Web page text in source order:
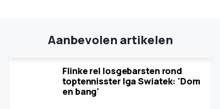
Aanbevolen artikelen
Flinke rel losgebarsten rond
toptennisster Iga Swiatek: 'Dom
en bang'